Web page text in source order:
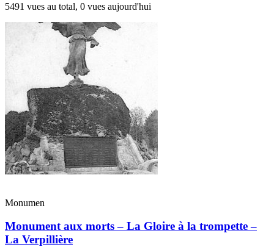
5491 vues au total, 0 vues aujourd'hui
Monumen
Monument aux morts – La Gloire à la trompette –
La Verpillière